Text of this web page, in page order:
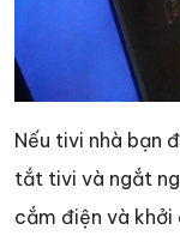
Nếu tivi nhà bạn
tắt tivi và ngắt
cắm điện và khởi